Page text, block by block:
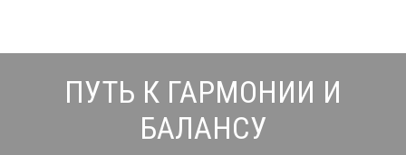
ПУТЬ К ГАРМОНИИ И
БАЛАНСУ